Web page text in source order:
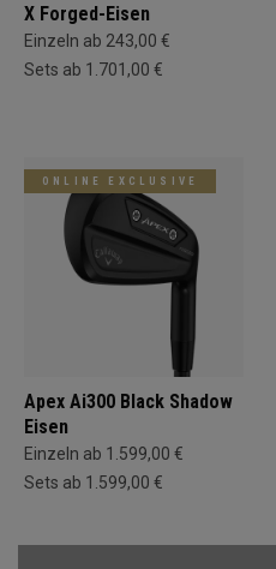
X Forged-Eisen
Einzeln ab 243,00 €
Sets ab 1.701,00 €
ONLINE EXCLUSIVE
Apex Ai300 Black Shadow
Eisen
Einzeln ab 1.599,00 €
Sets ab 1.599,00 €